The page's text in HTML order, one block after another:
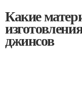
Какие
джинсов